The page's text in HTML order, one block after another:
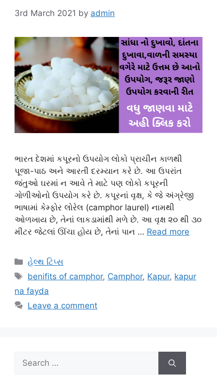
3rd March 2021 by admin
ભારત દેશમાં કપૂરનો ઉપયોગ લોકો પ્રાચીન કાળથી
પૂજા-પાઠ અને આરતી દરમ્યાન કરે છે. આ ઉપરાંત
જંતુઓ ઘરમાં ન આવે તે માટે પણ લોકો કપૂરની
ગોળીઓનો ઉપયોગ કરે છે. કપૂરનાં વૃક્ષ, કે જે અંગ્રેજી
ભાષામાં કેમ્ફોર લોરેલ (camphor laurel) નામથી
ઓળખાય છે, તેનાં લાકડામાંથી મળે છે. આ વૃક્ષ ૨૦ થી ૩૦
મીટર જેટલાં ઊંચા હોય છે, તેનાં પાન … Read more
Categories
હેલ્થ ટિપ્સ
Tags
benifits of camphor, Camphor, Kapur, kapur
na fayda
Leave a comment
Search
for: